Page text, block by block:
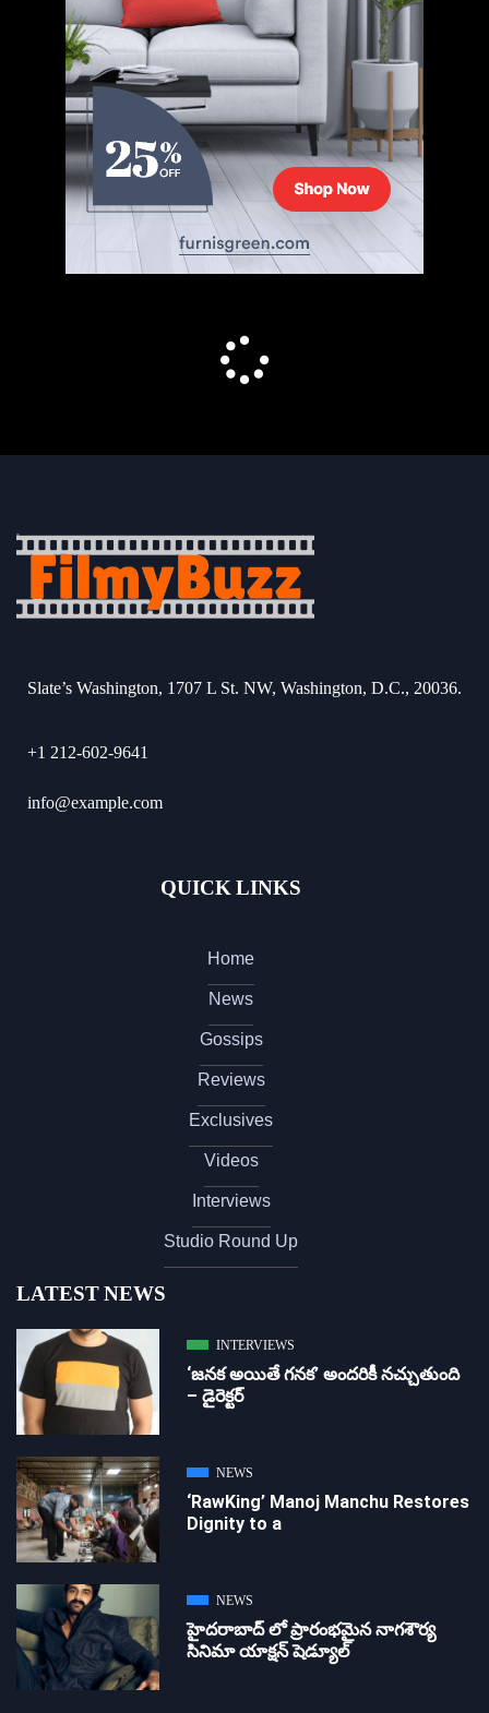
Slate’s Washington, 1707 L St. NW, Washington, D.C., 20036.
+1 212-602-9641
info@example.com
QUICK LINKS
Home
News
Gossips
Reviews
Exclusives
Videos
Interviews
Studio Round Up
LATEST NEWS
INTERVIEWS
‘జ‌న‌క అయితే గ‌న‌క‌’ అందరికీ నచ్చుతుంది
– డైరెక్ట‌ర్
NEWS
‘RawKing’ Manoj Manchu Restores
Dignity to a
NEWS
హైదరాబాద్ లో ప్రారంభమైన నాగశౌర్య
సినిమా యాక్షన్ షెడ్యూల్